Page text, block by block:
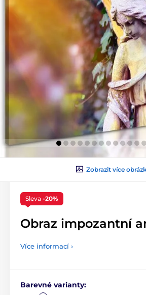
Zobrazit více
Sleva -20%
Obraz impozantní
Více informací ›
Barevné varianty: